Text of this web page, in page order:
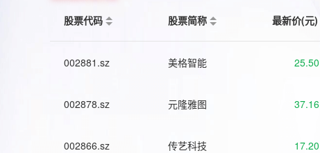
股票代码
股票简称 最新价(元)
002881.sz 美格智能 25.50
002878.sz 元隆雅图 37.16
002866.sz 传艺科技 17.20